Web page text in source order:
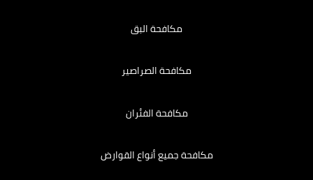
مكافحة البق
مكافحة الصراصير
مكافحة الفئران
مكافحة جميع أنواع القوارض